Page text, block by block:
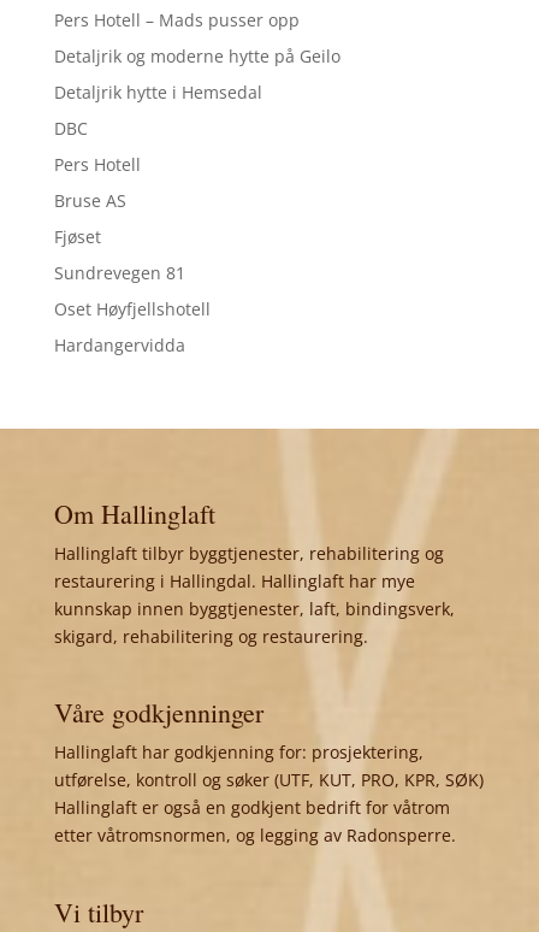
Pers Hotell – Mads pusser opp
Detaljrik og moderne hytte på Geilo
Detaljrik hytte i Hemsedal
DBC
Pers Hotell
Bruse AS
Fjøset
Sundrevegen 81
Oset Høyfjellshotell
Hardangervidda
Om Hallinglaft
Hallinglaft tilbyr byggtjenester, rehabilitering og
restaurering i Hallingdal. Hallinglaft har mye
kunnskap innen byggtjenester, laft, bindingsverk,
skigard, rehabilitering og restaurering.
Våre godkjenninger
Hallinglaft har godkjenning for: prosjektering,
utførelse, kontroll og søker (UTF, KUT, PRO, KPR, SØK)
Hallinglaft er også en godkjent bedrift for våtrom
etter våtromsnormen, og legging av Radonsperre.
Vi tilbyr